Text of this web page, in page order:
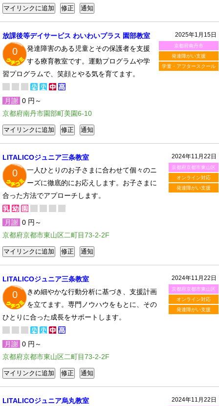
2025年1月15日
京都府南丹市
発達障がい支援
学童・アフタースクール
放課後等デイサービス わいわいプラス 園部教室
0
発達障害のある児童とその保護者を支援
する療育教室です。運動プログラムや学
習プログラムで、笑顔とやる気を育てます。
月謝 0 円～
京都府南丹市園部町美園6-10
2024年11月22日
京都府京都市東山区
オンライン対応
発達障がい支援
LITALICOジュニア三条教室
0
一人ひとりのお子さまに合わせて個々のニ
ーズに徹底的にお応えします。お子さまに
合った方法でアプローチします。
月謝 0 円～
京都府京都市東山区二町目73-2-2F
2024年11月22日
京都府京都市東山区
オンライン対応
発達障がい支援
LITALICOジュニア三条教室
0
きめ細やかな行動分析に基づき、支援計画
を立てます。専門ノウハウをもとに、その
ひとりに合った成長をサポートします。
月謝 0 円～
京都府京都市東山区二町目73-2-2F
2024年11月22日
LITALICOジュニア烏丸教室